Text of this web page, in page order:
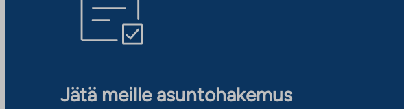
Jätä meille asuntohakemus